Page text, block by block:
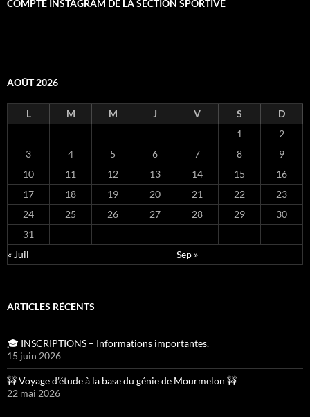
COMPTE INSTAGRAM DE LA SECTION SPORTIVE
AOÛT 2026
L M M J V S
D
1
2
3
4 5 6 7 8
9
10
11 12 13 14 15
16
17
18 19 20 21 22
23
24
25 26 27 28 29
30
31
« Juil
Sep »
ARTICLES RÉCENTS
🎓 INSCRIPTIONS – Informations importantes.
15 juin 2026
🚧 Voyage d’étude à la base du génie de Mourmelon 🚧
22 mai 2026